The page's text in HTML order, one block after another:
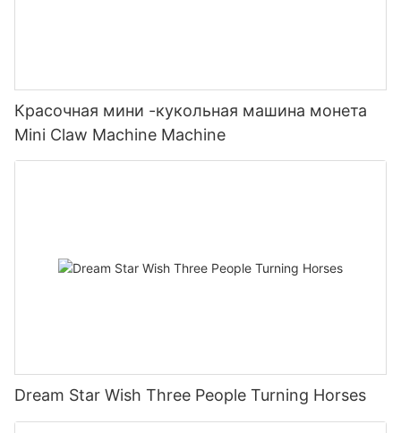
Красочная мини -кукольная машина монета
Mini Claw Machine Machine
Dream Star Wish Three People Turning Horses